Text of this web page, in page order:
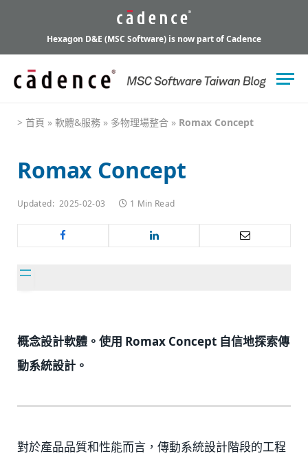
Hexagon D&E (MSC Software) is now part of Cadence
> 首頁 » 軟體&服務 » 多物理場整合 » Romax Concept
Romax Concept
Updated: 2025-02-03 1 Min Read
概念設計軟體。使用 Romax Concept 自信地探索傳
動系統設計。
對於產品品質和性能而言，傳動系統設計階段的工程